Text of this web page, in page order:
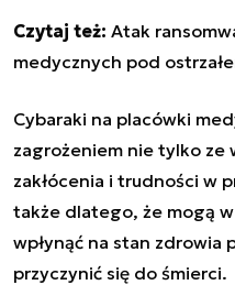
Czytaj też: Atak
medycznych pod
Cybaraki na placówki
zagrożeniem nie tylko ze
zakłócenia i trudności w
także dlatego, że mogą
wpłynąć na stan zdrowia
przyczynić się do śmierci.